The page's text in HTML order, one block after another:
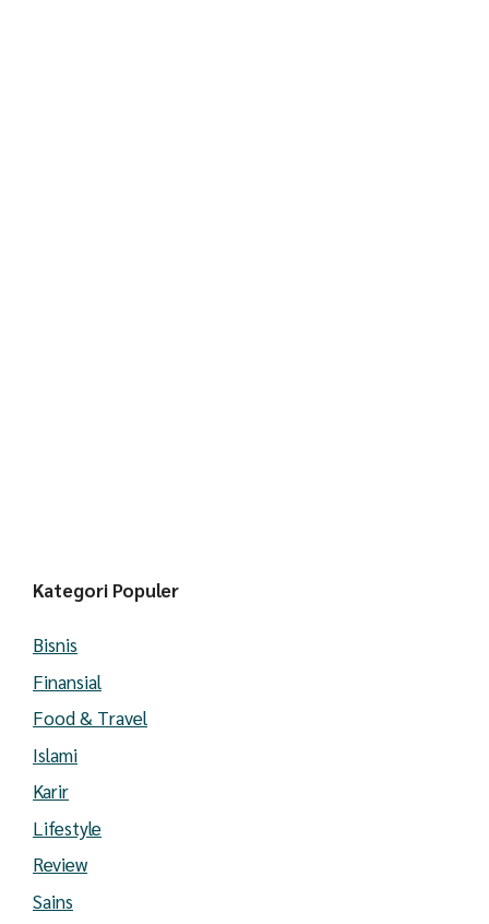
Kategori Populer
Bisnis
Finansial
Food & Travel
Islami
Karir
Lifestyle
Review
Sains